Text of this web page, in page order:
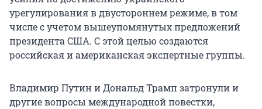
урегулирования в двустороннем режиме, в том
числе с учетом вышеупомянутых предложений
президента США. С этой целью создаются
российская и американская экспертные группы.
Владимир Путин и Дональд Трамп затронули и
другие вопросы международной повестки,